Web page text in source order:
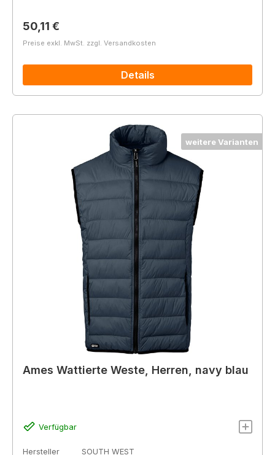
Regulärer Preis:
50,11 €
Preise exkl. MwSt. zzgl. Versandkosten
Details
weitere Varianten
Ames Wattierte Weste, Herren, navy blau
Verfügbar
Hersteller
SOUTH WEST